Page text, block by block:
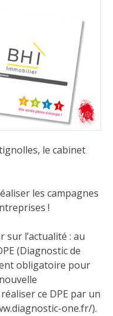
le cabinet
les campagnes
!
l’actualité : au
(Diagnostic de
obligatoire pour
ce DPE par un
one.fr/).